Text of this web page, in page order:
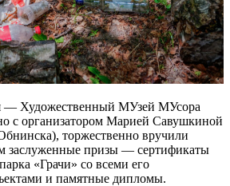
— Художественный МУзей МУсора
организатором Марией Савушкиной
торжественно вручили
заслуженные призы — сертификаты
«Грачи» со всеми его
и памятные дипломы.